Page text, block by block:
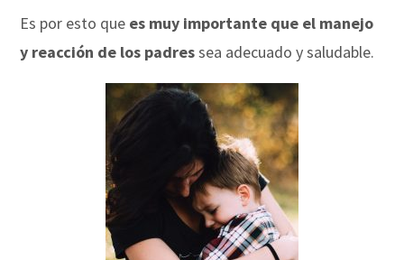
Es por esto que es muy importante que el manejo
y reacción de los padressea adecuado y saludable.